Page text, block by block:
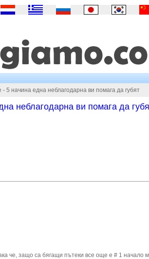
5 начина една неблагодарна ви помага да губят
неблагодарна ви помага да
че, защо са бягащи пътеки все още е # 1 начало